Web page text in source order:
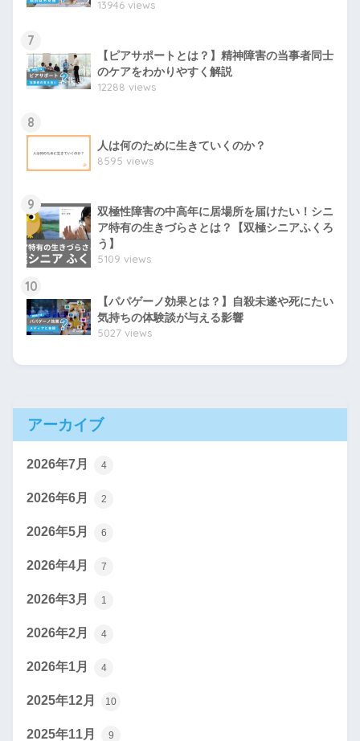
13946 views
7
【ピアサポートとは？】精神障害の当事者同士
のケアをわかりやすく解説
12288 views
8
人は何のために生きていくのか？
8595 views
9
双極性障害の中高年に居場所を届けたい！シニ
ア特有の生きづらさとは？【双極シニアふくろ
う】
5109 views
10
【パパゲーノ効果とは？】自殺未遂や死にたい
気持ちの体験談が与える影響
5027 views
アーカイブ
2026年7月 4
2026年6月 2
2026年5月 6
2026年4月 7
2026年3月 1
2026年2月 4
2026年1月 4
2025年12月 10
2025年11月 9